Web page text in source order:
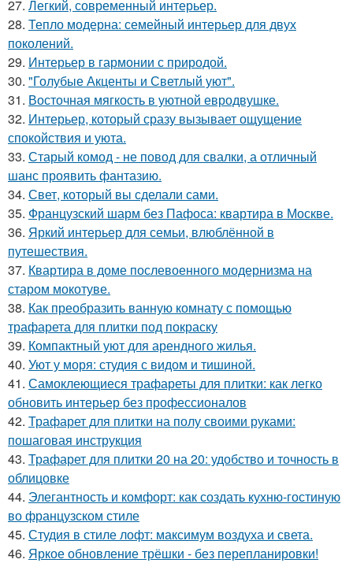
27. Легкий, современный интерьер.
28. Тепло модерна: семейный интерьер для двух
поколений.
29. Интерьер в гармонии с природой.
30. "Голубые Акценты и Светлый уют".
31. Восточная мягкость в уютной евродвушке.
32. Интерьер, который сразу вызывает ощущение
спокойствия и уюта.
33. Старый комод - не повод для свалки, а отличный
шанс проявить фантазию.
34. Свет, который вы сделали сами.
35. Французский шарм без Пафоса: квартира в Москве.
36. Яркий интерьер для семьи, влюблённой в
путешествия.
37. Квартира в доме послевоенного модернизма на
старом мокотуве.
38. Как преобразить ванную комнату с помощью
трафарета для плитки под покраску
39. Компактный уют для арендного жилья.
40. Уют у моря: студия с видом и тишиной.
41. Самоклеющиеся трафареты для плитки: как легко
обновить интерьер без профессионалов
42. Трафарет для плитки на полу своими руками:
пошаговая инструкция
43. Трафарет для плитки 20 на 20: удобство и точность в
облицовке
44. Элегантность и комфорт: как создать кухню-гостиную
во французском стиле
45. Студия в стиле лофт: максимум воздуха и света.
46. Яркое обновление трёшки - без перепланировки!